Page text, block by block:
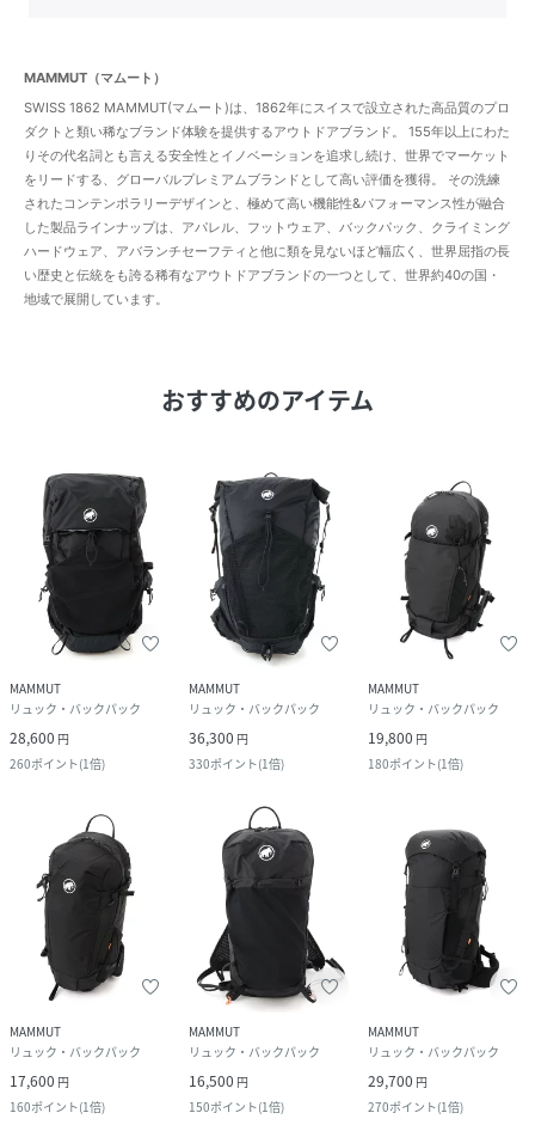
MAMMUT（マムート）
SWISS 1862 MAMMUT(マムート)は、1862年にスイスで設立された高品質のプロ
ダクトと類い稀なブランド体験を提供するアウトドアブランド。 155年以上にわた
りその代名詞とも言える安全性とイノベーションを追求し続け、世界でマーケット
をリードする、グローバルプレミアムブランドとして高い評価を獲得。 その洗練
されたコンテンポラリーデザインと、極めて高い機能性&パフォーマンス性が融合
した製品ラインナップは、アパレル、フットウェア、バックパック、クライミング
ハードウェア、アバランチセーフティと他に類を見ないほど幅広く、世界屈指の長
い歴史と伝統をも誇る稀有なアウトドアブランドの一つとして、世界約40の国・
地域で展開しています。
おすすめのアイテム
MAMMUT
リュック・バックパック
28,600 円
260ポイント(1倍)
MAMMUT
リュック・バックパック
36,300 円
330ポイント(1倍)
MAMMUT
リュック・バックパック
19,800 円
180ポイント(1倍)
MAMMUT
リュック・バックパック
17,600 円
160ポイント(1倍)
MAMMUT
リュック・バックパック
16,500 円
150ポイント(1倍)
MAMMUT
リュック・バックパック
29,700 円
270ポイント(1倍)